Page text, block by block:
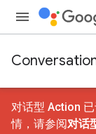
对话型 Action
情，请参阅对话